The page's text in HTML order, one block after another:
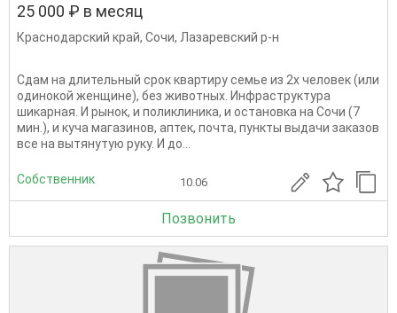
25 000 ₽ в месяц
Краснодарский край, Сочи, Лазаревский р-н
Сдам на длительный срок квартиру семье из 2х человек (или
одинокой женщине), без животных. Инфраструктура
шикарная. И рынок, и поликлиника, и остановка на Сочи (7
мин.), и куча магазинов, аптек, почта, пункты выдачи заказов
все на вытянутую руку. И до...
Собственник 10.06
Позвонить